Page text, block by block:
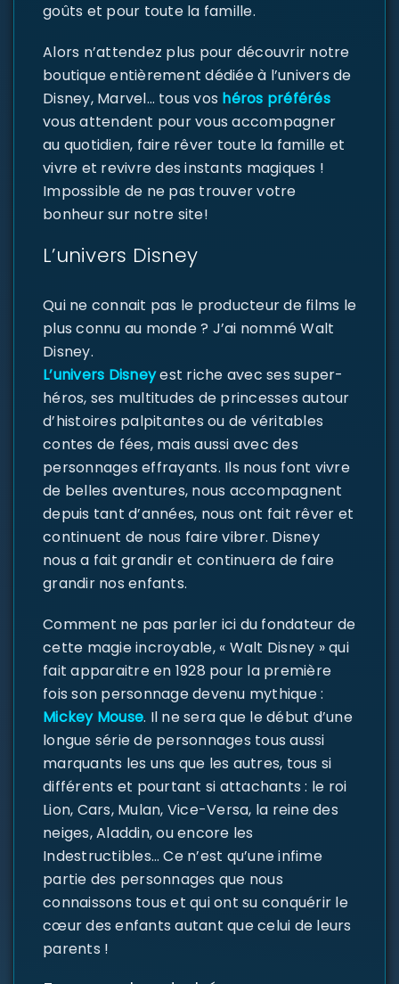
goûts et pour toute la famille.
Alors n’attendez plus pour découvrir notre
boutique entièrement dédiée à l’univers de
Disney, Marvel… tous vos héros préférés
vous attendent pour vous accompagner
au quotidien, faire rêver toute la famille et
vivre et revivre des instants magiques !
Impossible de ne pas trouver votre
bonheur sur notre site!
L’univers Disney
Qui ne connait pas le producteur de films le
plus connu au monde ? J’ai nommé Walt
Disney.
L’univers Disneyest riche avec ses super-
héros, ses multitudes de princesses autour
d’histoires palpitantes ou de véritables
contes de fées, mais aussi avec des
personnages effrayants. Ils nous font vivre
de belles aventures, nous accompagnent
depuis tant d’années, nous ont fait rêver et
continuent de nous faire vibrer. Disney
nous a fait grandir et continuera de faire
grandir nos enfants.
Comment ne pas parler ici du fondateur de
cette magie incroyable, « Walt Disney » qui
fait apparaitre en 1928 pour la première
fois son personnage devenu mythique :
Mickey Mouse. Il ne sera que le début d’une
longue série de personnages tous aussi
marquants les uns que les autres, tous si
différents et pourtant si attachants : le roi
Lion, Cars, Mulan, Vice-Versa, la reine des
neiges, Aladdin, ou encore les
Indestructibles… Ce n’est qu’une infime
partie des personnages que nous
connaissons tous et qui ont su conquérir le
cœur des enfants autant que celui de leurs
parents !